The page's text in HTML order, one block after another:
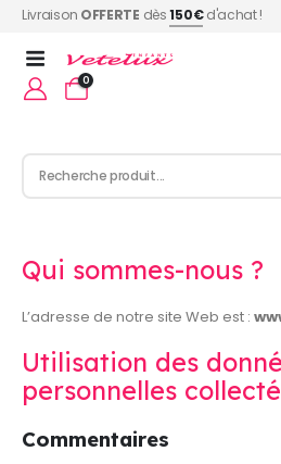
Livraison OFFERTE dès150€d'achat !
0
Qui sommes-nous ?
L’adresse de notre site Web est :
Utilisation des
personnelles
Commentaires